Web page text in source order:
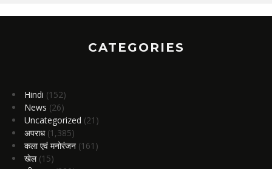
CATEGORIES
Hindi (152)
News (26)
Uncategorized (21)
अपराध(1,385)
कला एवं मनोरंजन (161)
खेल(15)